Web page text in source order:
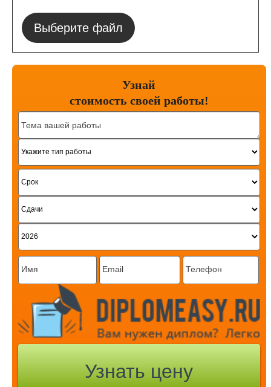
Выберите файл
Узнай
стоимость своей работы!